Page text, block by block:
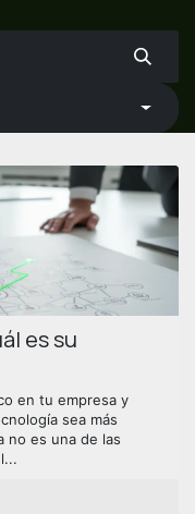
es su
en tu empresa y
sea más
no es una de las